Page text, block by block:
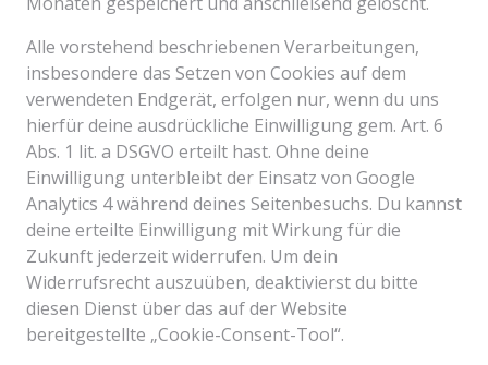
Alle vorstehend beschriebenen Verarbeitungen,
insbesondere das Setzen von Cookies auf dem
verwendeten Endgerät, erfolgen nur, wenn du uns
hierfür deine ausdrückliche Einwilligung gem. Art. 6
Abs. 1 lit. a DSGVO erteilt hast. Ohne deine
Einwilligung unterbleibt der Einsatz von Google
Analytics 4 während deines Seitenbesuchs. Du kannst
deine erteilte Einwilligung mit Wirkung für die
Zukunft jederzeit widerrufen. Um dein
Widerrufsrecht auszuüben, deaktivierst du bitte
diesen Dienst über das auf der Website
bereitgestellte „Cookie-Consent-Tool“.